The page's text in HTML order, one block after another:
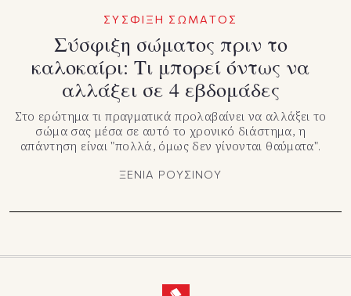
ΣΥΣΦΙΞΗ ΣΩΜΑΤΟΣ
Σύσφιξη σώματος πριν το
καλοκαίρι: Τι μπορεί όντως να
αλλάξει σε 4 εβδομάδες
Στο ερώτημα τι πραγματικά προλαβαίνει να αλλάξει το
σώμα σας μέσα σε αυτό το χρονικό διάστημα, η
απάντηση είναι "πολλά, όμως δεν γίνονται θαύματα".
ΞΕΝΙΑ ΡΟΥΣΙΝΟΥ